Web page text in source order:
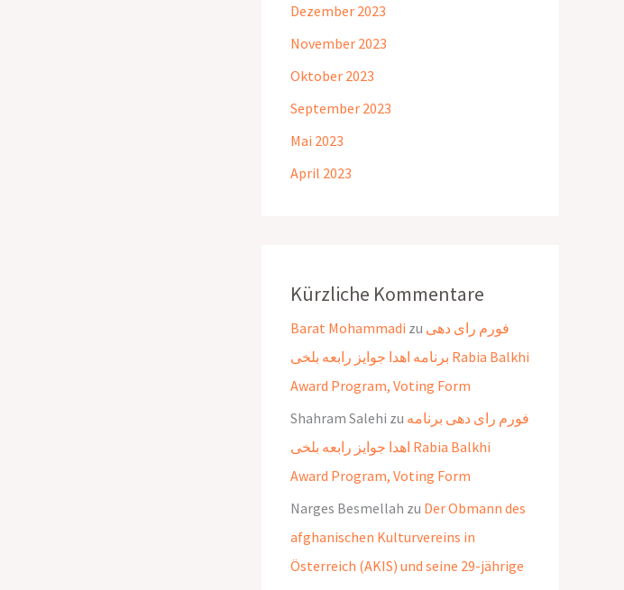
Dezember 2023
November 2023
Oktober 2023
September 2023
Mai 2023
April 2023
Kürzliche Kommentare
Barat Mohammadi zu فورم رای دهی
برنامه اهدا جوایز رابعه بلخی Rabia Balkhi
Award Program, Voting Form
Shahram Salehi zu فورم رای دهی برنامه
اهدا جوایز رابعه بلخی Rabia Balkhi
Award Program, Voting Form
Narges Besmellah zu Der Obmann des
afghanischen Kulturvereins in
Österreich (AKIS) und seine 29-jährige